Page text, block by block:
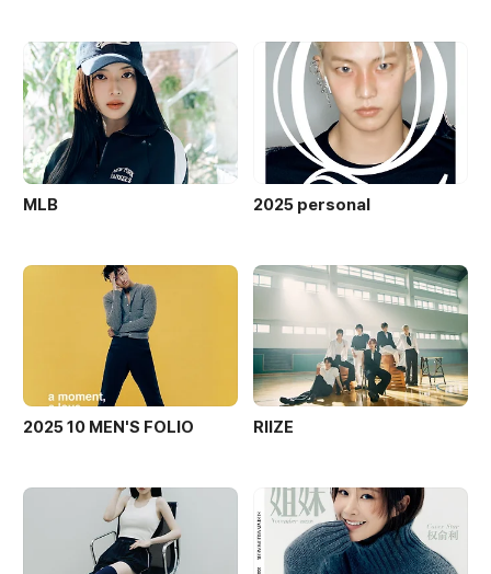
MLB 2025 personal
2025 10 MEN'S FOLIO RIIZE